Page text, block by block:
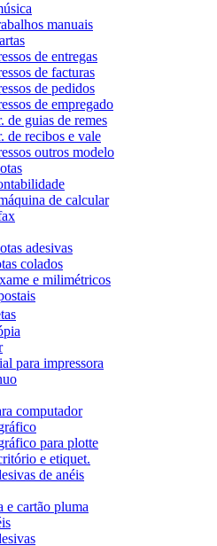
manuais
de entregas
de facturas
de pedidos
de empregado
de guias de remes
de recibos e vale
outros modelo
de calcular
adesivas
colados
e milimétricos
para impressora
computador
para plotte
e etiquet.
de anéis
e cartão pluma